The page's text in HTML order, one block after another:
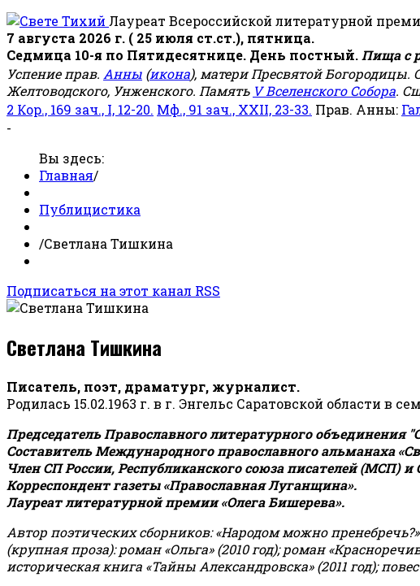
Лауреат Всероссийской литературной
7 августа 2026 г. ( 25 июля ст.ст.), пятница.
Седмица 10-я по Пятидесятнице. День постный. Пища с
Успение прав. Анны (икона), матери Пресвятой Богородицы.
Желтоводского, Унженского. Память V Вселенского Собора.
2 Кор., 169 зач., I, 12-20. Мф., 91 зач., XXII, 23-33. Прав. Анны:
-
Вы здесь:
Главная/
Публицистика
/Светлана Тишкина
Подписаться на этот канал RSS
Светлана Тишкина
Писатель, поэт, драматург, журналист.
Родилась 15.02.1963 г. в г. Энгельс Саратовской области в
Председатель Православного литературного объединения
Составитель Международного православного альманаха
Член СП России, Республиканского союза писателей (МСП)
Корреспондент газеты «Православная Луганщина».
Лауреат литературной премии «Олега Бишерева».
Автор поэтических сборников: «Народом можно пренебречь?»
(крупная проза): роман «Ольга» (2010 год); роман
историческая книга «Тайны Александровска» (2011 год);